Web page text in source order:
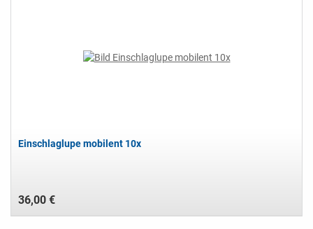
Einschlaglupe mobilent 10x
36,00 €